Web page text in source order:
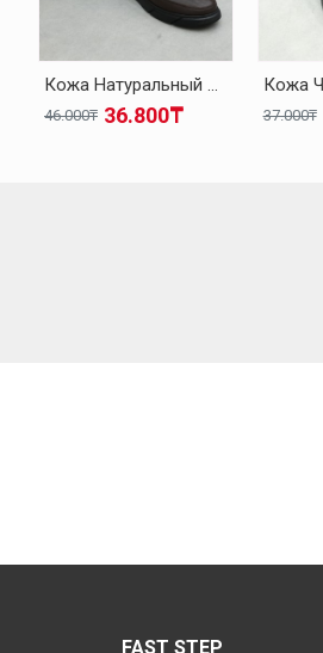
Кожа Натуральный Мех Коричневый Мужская Повседневная Обувь 126KMA137
36.800₸
46.000₸ 37.000₸
FAST STEP